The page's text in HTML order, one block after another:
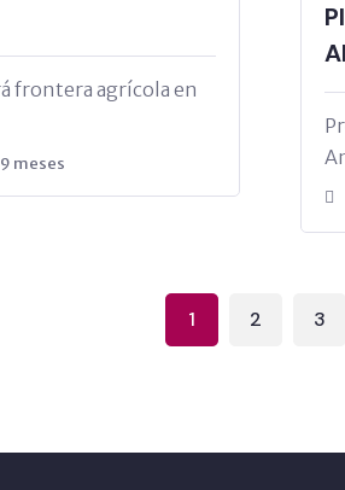
frontera agrícola en
meses
1 2 3